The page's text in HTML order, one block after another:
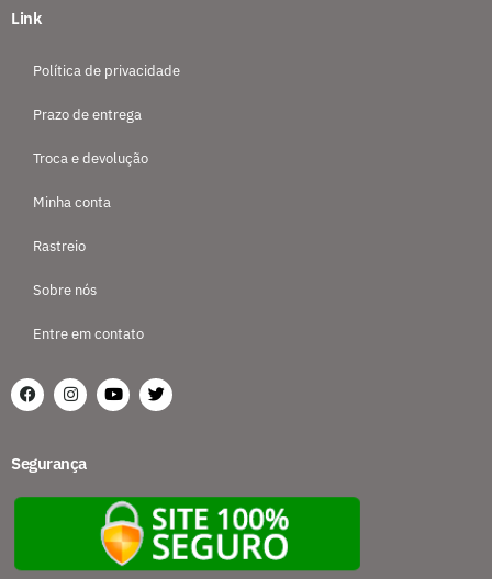
Link
Política de privacidade
Prazo de entrega
Troca e devolução
Minha conta
Rastreio
Sobre nós
Entre em contato
Segurança